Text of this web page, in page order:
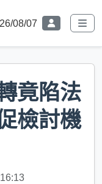
08/07
竟陷法
檢討機